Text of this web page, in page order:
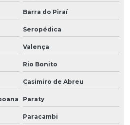
Barra do Piraí
Seropédica
Valença
Rio Bonito
Casimiro de Abreu
Paraty
Paracambi